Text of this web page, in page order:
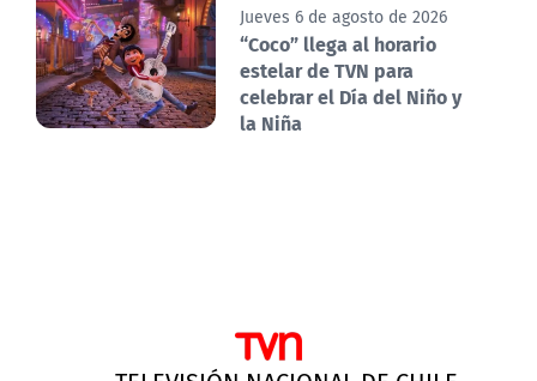
Jueves 6 de agosto de 2026
“Coco” llega al horario
estelar de TVN para
celebrar el Día del Niño y
la Niña